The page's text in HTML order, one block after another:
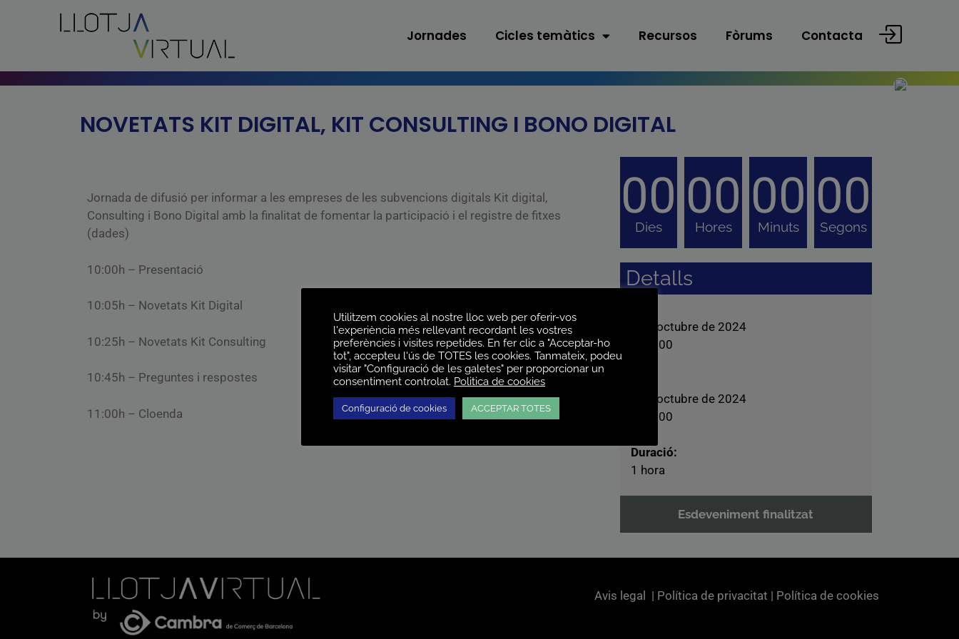
Jornades Cicles temàtics Recursos Fòrums Contacta
NOVETATS KIT DIGITAL, KIT CONSULTING I BONO DIGITAL
Jornada de difusió per informar a les empreses de les subvencions digitals Kit digital,
Consulting i Bono Digital amb la finalitat de fomentar la participació i el registre de fitxes
(dades)
10:00h – Presentació
10:05h – Novetats Kit Digital
10:25h – Novetats Kit Consulting
10:45h – Preguntes i respostes
11:00h – Cloenda
00
Dies
00
Hores
00
Minuts
00
Segons
Detalls
16 d’octubre de 2024
10:00
16 d’octubre de 2024
11:00
Duració:
1 hora
Esdeveniment finalitzat
Avis legal | Política de privacitat | Política de cookies
Utilitzem cookies al nostre lloc web per oferir-vos
l'experiència més rellevant recordant les vostres
preferències i visites repetides. En fer clic a "Acceptar-ho
tot", accepteu l'ús de TOTES les cookies. Tanmateix, podeu
visitar "Configuració de les galetes" per proporcionar un
consentiment controlat. Politica de cookies
Configuració de cookies ACCEPTAR TOTES